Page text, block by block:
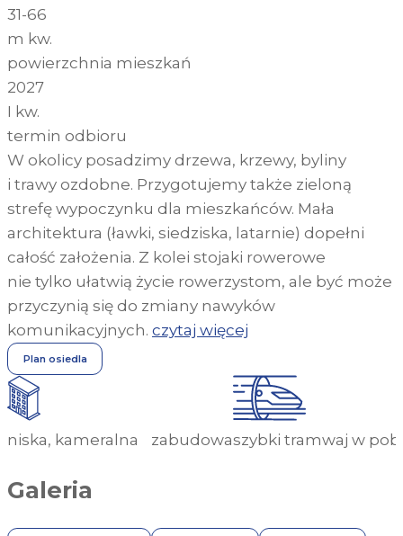
31-66
m kw.
powierzchnia mieszkań
2027
I kw.
termin odbioru
W okolicy posadzimy drzewa, krzewy, byliny
i trawy ozdobne. Przygotujemy także zieloną
strefę wypoczynku dla mieszkańców. Mała
architektura (ławki, siedziska, latarnie) dopełni
całość założenia. Z kolei stojaki rowerowe
nie tylko ułatwią życie rowerzystom, ale być może
przyczynią się do zmiany nawyków
komunikacyjnych. czytaj więcej
Plan osiedla
niska, kameralna zabudowaszybki tramwaj w
Galeria